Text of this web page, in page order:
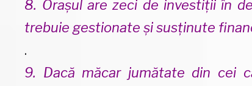
8. Orașul are zeci de investiții în
trebuie gestionate și susținute
.
9. Dacă măcar jumătate din cei